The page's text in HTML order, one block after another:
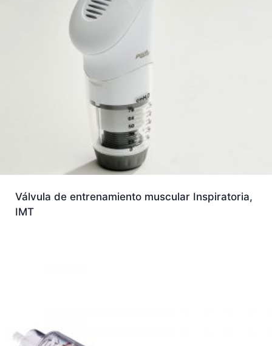
Válvula de entrenamiento muscular Inspiratoria,
IMT